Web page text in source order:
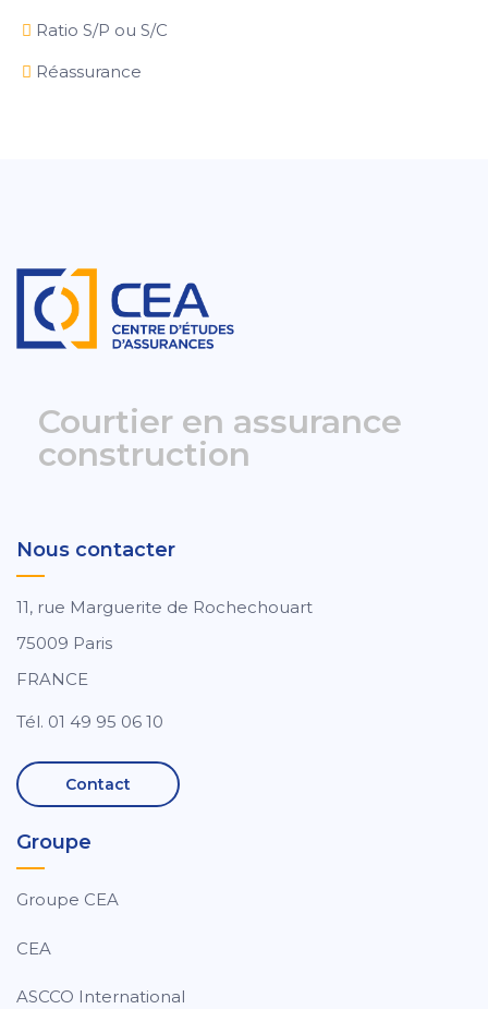
Ratio S/P ou S/C
Réassurance
Courtier en assurance
construction
Nous contacter
11, rue Marguerite de Rochechouart
75009 Paris
FRANCE
Tél. 01 49 95 06 10
Contact
Groupe
Groupe CEA
CEA
ASCCO International